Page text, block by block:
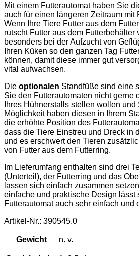
Mit einem Futterautomat haben Sie
auch für einen längeren Zeitraum mit
Wenn Ihre Tiere Futter aus dem
rutscht Futter aus dem
besonders bei der Aufzucht von
Ihren Küken so den ganzen Tag
können, damit diese immer gut
vital aufwachsen.
Die optionalen Standfüße sind eine
Sie den Futterautomaten nicht gerne
Ihres Hühnerstalls stellen wollen
Möglichkeit haben diesen in Ihrem
die erhöhte Position des
dass die Tiere Einstreu und Dreck in
und es erschwert den Tieren
von Futter aus dem Futterring.
Im Lieferumfang enthalten sind drei
(Unterteil), der Futterring und das
lassen sich einfach zusammen
einfache und praktische Design lässt
Futterautomat auch sehr einfach und
Artikel-Nr.: 390545.0
Gewicht n. v.